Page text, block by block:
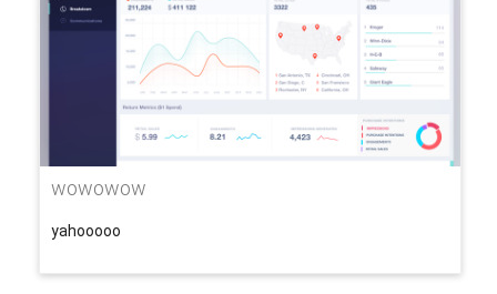
wowowow
yahooooo